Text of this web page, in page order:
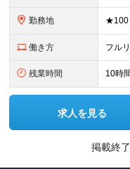
勤務地
働き方 フル
残業時間 10時
求人を見る
掲載終